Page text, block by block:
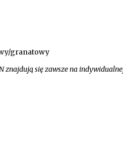
granatowy
znajdują się zawsze na